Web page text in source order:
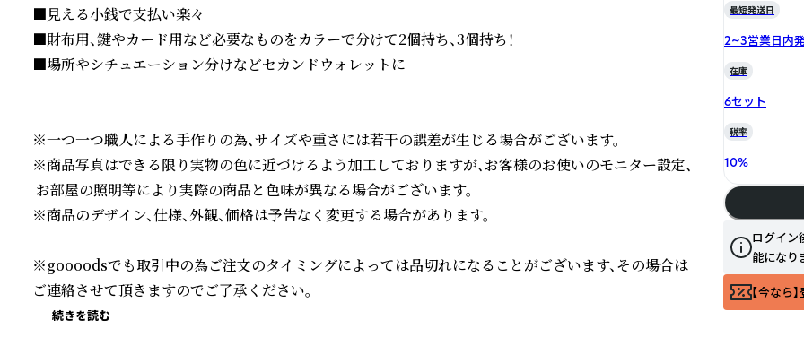
■見える小銭で支払い楽々
■財布用、鍵やカード用など必要なものをカラーで分けて2個持ち、3個持ち！
■場所やシチュエーション分けなどセカンドウォレットに
※一つ一つ職人による手作りの為、サイズや重さには若干の誤差が生じる場合がございます。
※商品写真はできる限り実物の色に近づけるよう加工しておりますが、お客様のお使いのモニター設定、
お部屋の照明等により実際の商品と色味が異なる場合がございます。
※商品のデザイン、仕様、外観、価格は予告なく変更する場合があります。
※goooodsでも取引中の為ご注文のタイミングによっては品切れになることがございます、その場合は
ご連絡させて頂きますのでご了承ください。
続きを読む
最短発送日
2~3営業日内
在庫
6セット
税率
10%
ログイン
能になり
【今なら